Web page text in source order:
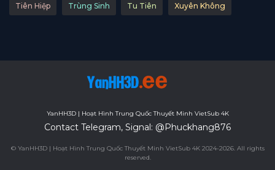
Tiên Hiệp Trùng Sinh Tu Tiên Xuyên Không
YanHH3D | Hoạt Hình Trung Quốc Thuyết Minh VietSub 4K
Contact Telegram, Signal: @Phuckhang876
© YanHH3D | Hoạt Hình Trung Quốc Thuyết Minh VietSub 4K 2024-2026. All rights
reserved.